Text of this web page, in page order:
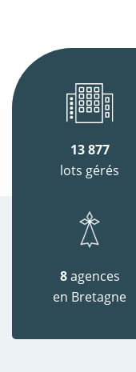
13 877
lots gérés
8agences
en Bretagne